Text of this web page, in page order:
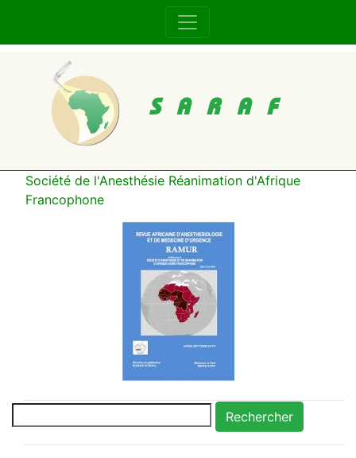
SARAF
Société de l'Anesthésie Réanimation d'Afrique
Francophone
Rechercher